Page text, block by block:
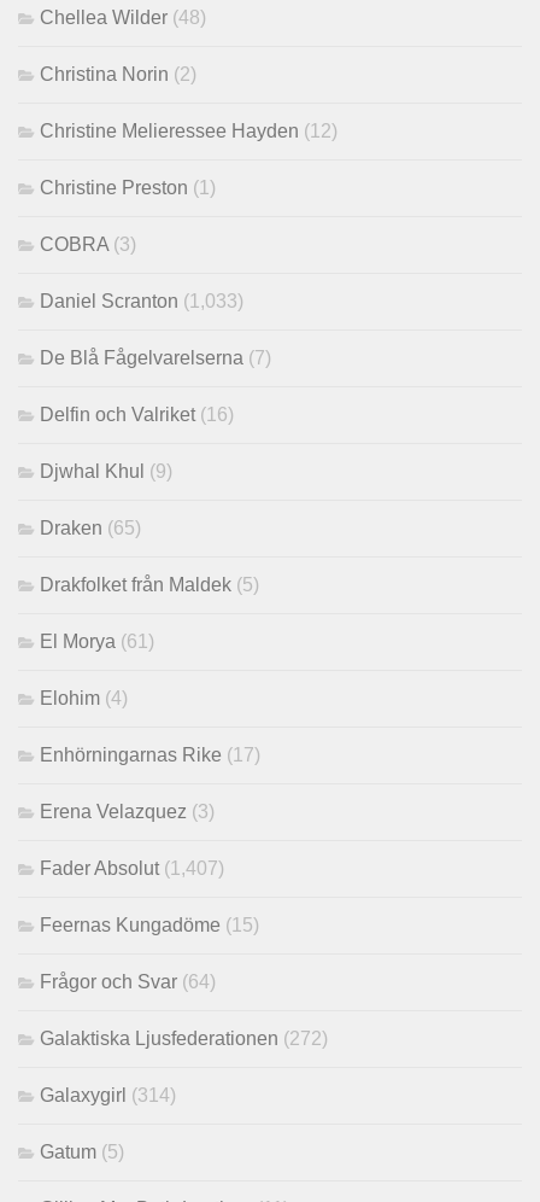
Chellea Wilder (48)
Christina Norin (2)
Christine Melieressee Hayden (12)
Christine Preston (1)
COBRA (3)
Daniel Scranton (1,033)
De Blå Fågelvarelserna (7)
Delfin och Valriket (16)
Djwhal Khul (9)
Draken (65)
Drakfolket från Maldek (5)
El Morya (61)
Elohim (4)
Enhörningarnas Rike (17)
Erena Velazquez (3)
Fader Absolut (1,407)
Feernas Kungadöme (15)
Frågor och Svar (64)
Galaktiska Ljusfederationen (272)
Galaxygirl (314)
Gatum (5)